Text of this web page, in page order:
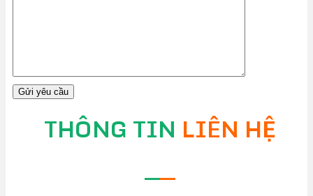
THÔNG TIN LIÊN HỆ
——